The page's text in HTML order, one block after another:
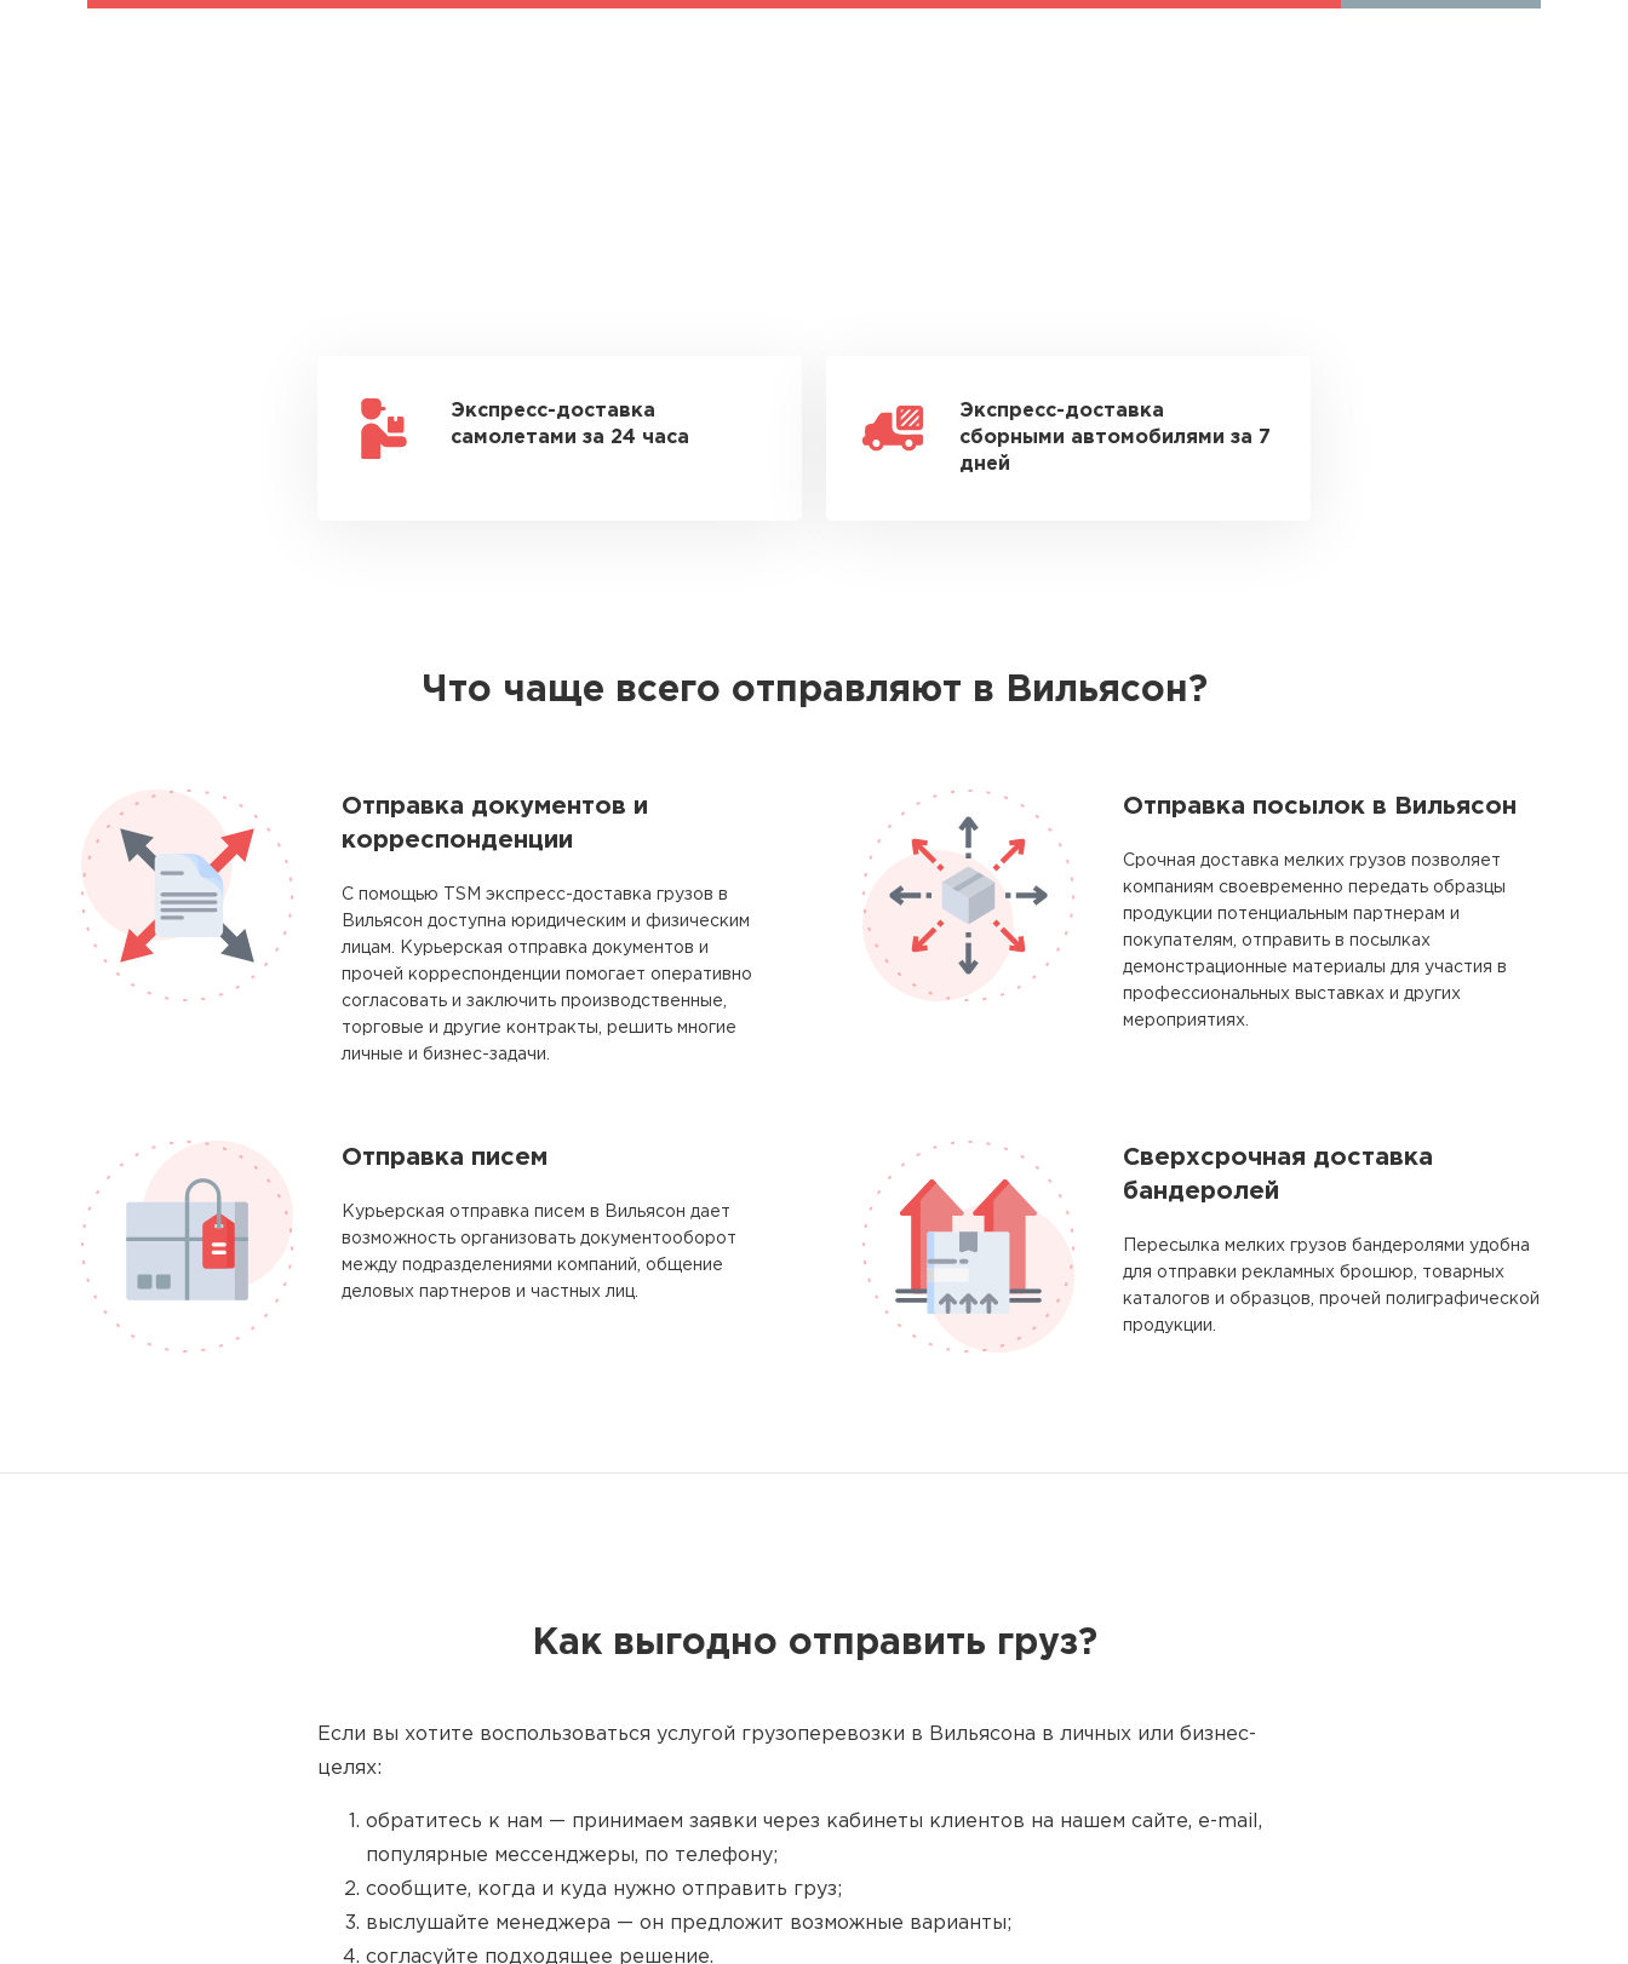
Экспресс-доставка
самолетами за 24 часа
Экспресс-доставка
сборными автомобилями за 7
дней
Что чаще всего отправляют в Вильясон?
Отправка документов и
корреспонденции
С помощью TSM экспресс-доставка грузов в
Вильясон доступна юридическим и физическим
лицам. Курьерская отправка документов и
прочей корреспонденции помогает оперативно
согласовать и заключить производственные,
торговые и другие контракты, решить многие
личные и бизнес-задачи.
Отправка посылок в Вильясон
Срочная доставка мелких грузов позволяет
компаниям своевременно передать образцы
продукции потенциальным партнерам и
покупателям, отправить в посылках
демонстрационные материалы для участия в
профессиональных выставках и других
мероприятиях.
Отправка писем
Курьерская отправка писем в Вильясон дает
возможность организовать документооборот
между подразделениями компаний, общение
деловых партнеров и частных лиц.
Сверхсрочная доставка
бандеролей
Пересылка мелких грузов бандеролями удобна
для отправки рекламных брошюр, товарных
каталогов и образцов, прочей полиграфической
продукции.
Как выгодно отправить груз?
Если вы хотите воспользоваться услугой грузоперевозки в Вильясона в личных или бизнес-
целях:
обратитесь к нам — принимаем заявки через кабинеты клиентов на нашем сайте, e-mail,
популярные мессенджеры, по телефону;
сообщите, когда и куда нужно отправить груз;
выслушайте менеджера — он предложит возможные варианты;
согласуйте подходящее решение.